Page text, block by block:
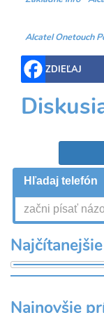
Alcatel Onetouch
ZDIEĽAJ
Hľadaj telefón
Najnovšie